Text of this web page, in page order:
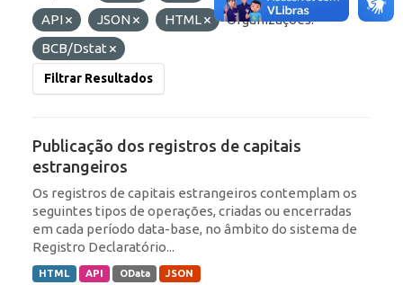
API
JSON HTML
Organizações:
BCB/Dstat
Filtrar Resultados
Publicação dos registros de capitais
estrangeiros
Os registros de capitais estrangeiros contemplam os
seguintes tipos de operações, criadas ou encerradas
em cada período data-base, no âmbito do sistema de
Registro Declaratório...
HTML API OData JSON